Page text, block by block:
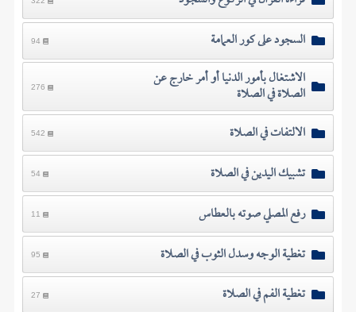
السجود على كور العمامة 94
الاشتغال بأمور الدنيا أو أمر خارج عن
الصلاة في الصلاة 276
الالتفات في الصلاة 542
تشبيك اليدين في الصلاة 54
رفع المصلي صوته بالعطاس 11
تغطية الوجه وسدل الثوب في الصلاة 95
تغطية الفم في الصلاة 27